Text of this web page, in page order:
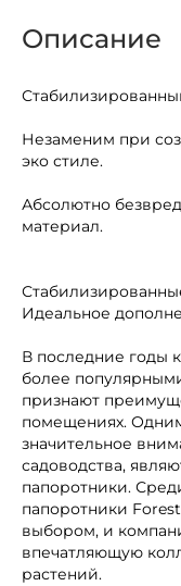
Описание
Незаменим при
эко стиле.
Абсолютно
материал.
Идеальное
В последние годы
более
признают
помещениях.
значительное
садоводства,
папоротники.
папоротники
выбором, и
впечатляющую
растений.